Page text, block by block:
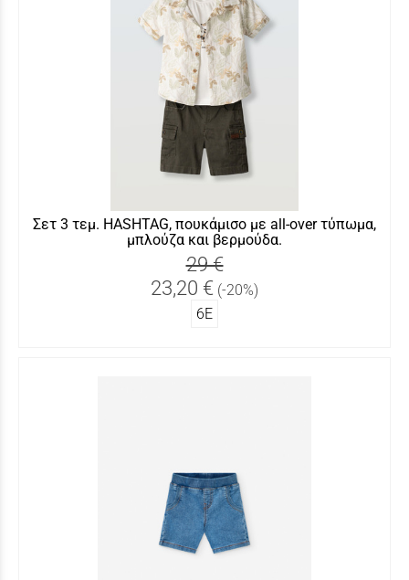
Σετ 3 τεμ. HASHTAG, πουκάμισο με all-over τύπωμα,
μπλούζα και βερμούδα.
29 €
23,20 € (-20%)
6Ε